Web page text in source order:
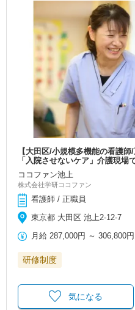
【大田区/小規模多機能の看護
「入院させないケア」介護現場
ココファン池上
株式会社学研ココファン
看護師 / 正職員
東京都 大田区 池上2-12-7
月給 287,000円 ～306,800円
研修制度
気になる